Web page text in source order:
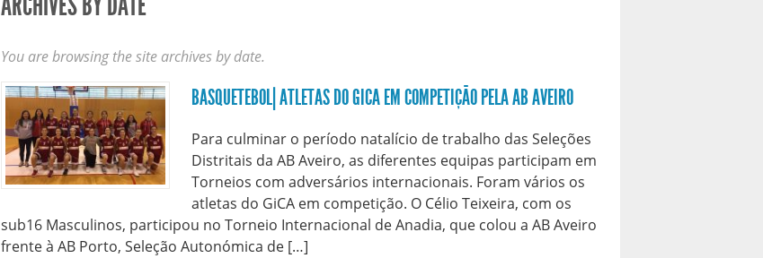
You are browsing the site archives by date.
BASQUETEBOL| ATLETAS DO GICA EM COMPETIÇÃO PELA AB AVEIRO
Para culminar o período natalício de trabalho das Seleções
Distritais da AB Aveiro, as diferentes equipas participam em
Torneios com adversários internacionais. Foram vários os
atletas do GiCA em competição. O Célio Teixeira, com os
sub16 Masculinos, participou no Torneio Internacional de Anadia, que colou a AB Aveiro
frente à AB Porto, Seleção Autonómica de […]